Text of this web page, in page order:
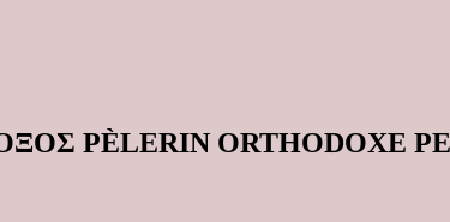
PÈLERIN ORTHODOXE